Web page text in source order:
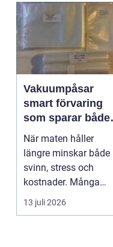
Vakuumpåsar
smart förvaring
som sparar både
mat och pengar
När maten håller
längre minskar både
svinn, stress och
kostnader. Många
hushåll och mindre
företag s...
13 juli 2026